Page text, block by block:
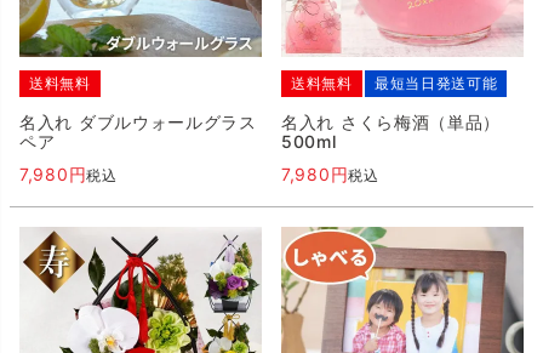
送料無料
名入れ ダブルウォールグラス
ペア
7,980
税込
送料無料 最短当日発送可能
名入れ さくら梅酒（単品）
500ml
7,980
税込